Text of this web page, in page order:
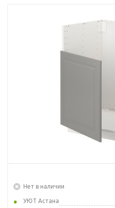
Нет в наличии
УЮТ Астана